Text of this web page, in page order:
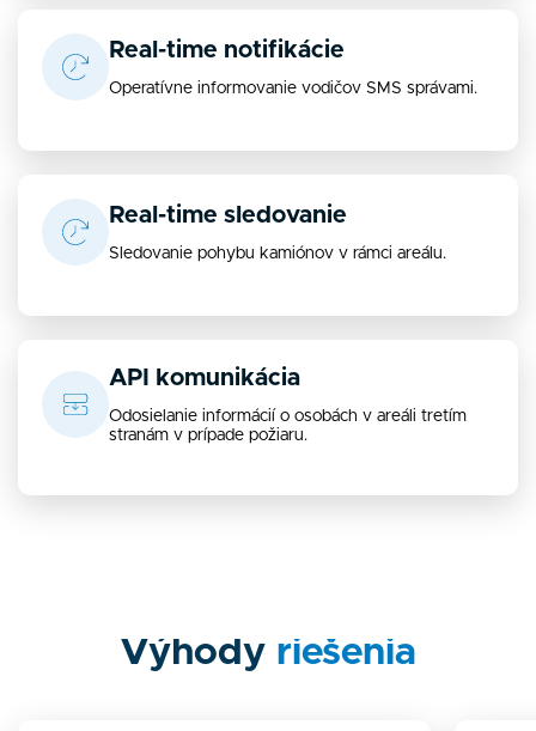
Real-time notifikácie
Operatívne informovanie vodičov SMS správami.
Real-time sledovanie
Sledovanie pohybu kamiónov v rámci areálu.
API komunikácia
Odosielanie informácií o osobách v areáli tretím
stranám v prípade požiaru.
Výhody riešenia